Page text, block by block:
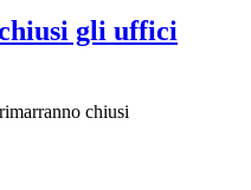
gli uffici
chiusi